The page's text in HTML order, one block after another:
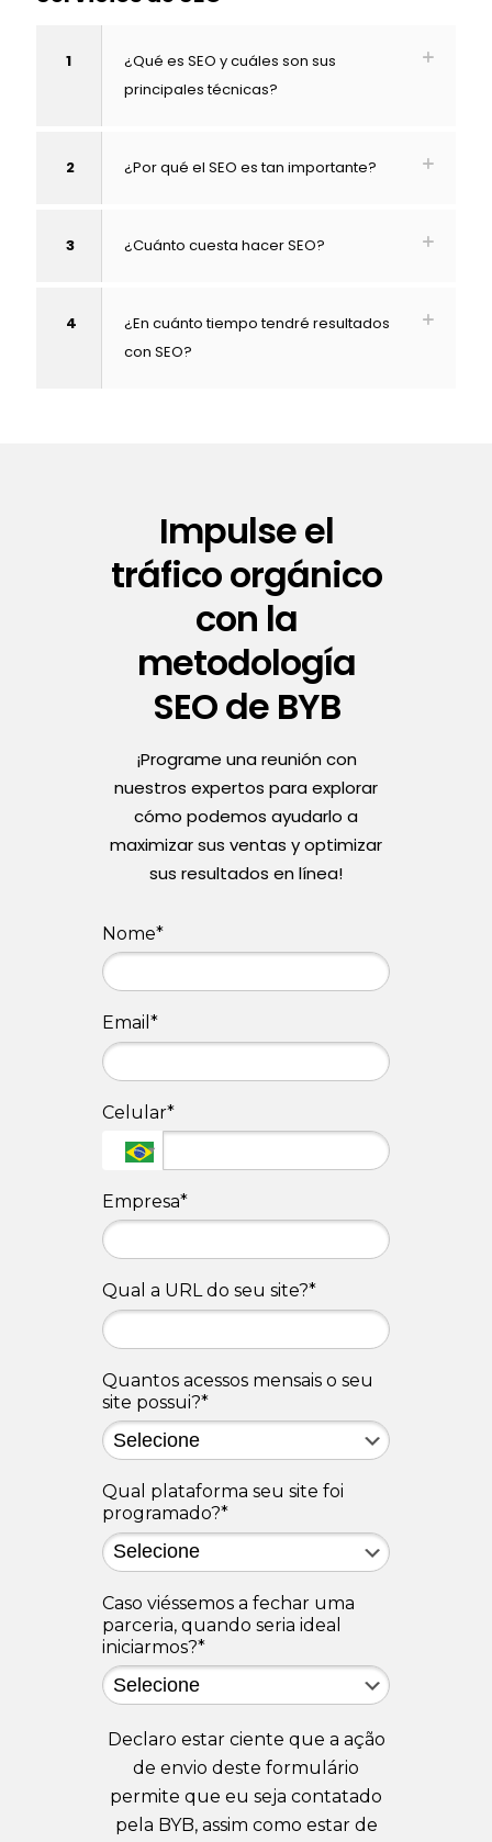
1
¿Qué es SEO y cuáles son sus
principales técnicas?
2 ¿Por qué el SEO es tan importante?
3 ¿Cuánto cuesta hacer SEO?
4
¿En cuánto tiempo tendré resultados
con SEO?
Impulse el
tráfico orgánico
con la
metodología
SEO de BYB
¡Programe una reunión con
nuestros expertos para explorar
cómo podemos ayudarlo a
maximizar sus ventas y optimizar
sus resultados en línea!
Nome*
Email*
Celular*
Empresa*
Qual a URL do seu site?*
Quantos acessos mensais o seu
site possui?*
Qual plataforma seu site foi
programado?*
Caso viéssemos a fechar uma
parceria, quando seria ideal
iniciarmos?*
Declaro estar ciente que a ação
de envio deste formulário
permite que eu seja contatado
pela BYB, assim como estar de